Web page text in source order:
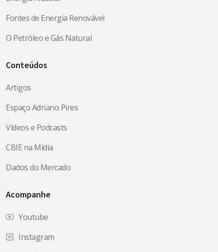
Fontes de Energia Renovável
O Petróleo e Gás Natural
Conteúdos
Artigos
Espaço Adriano Pires
Vídeos e Podcasts
CBIE na Mídia
Dados do Mercado
Acompanhe
Youtube
Instagram